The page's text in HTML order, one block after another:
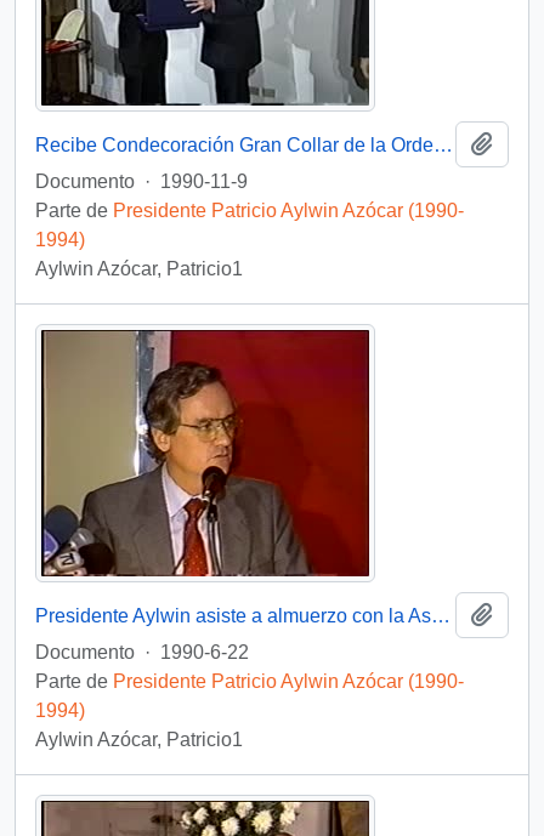
Recibe Condecoración Gran Collar de la Orden de Malta : vídeo
Documento · 1990-11-9
Parte de Presidente Patricio Aylwin Azócar (1990-
1994)
Aylwin Azócar, Patricio1
Presidente Aylwin asiste a almuerzo con la Asociación de Exportadores : video
Documento · 1990-6-22
Parte de Presidente Patricio Aylwin Azócar (1990-
1994)
Aylwin Azócar, Patricio1